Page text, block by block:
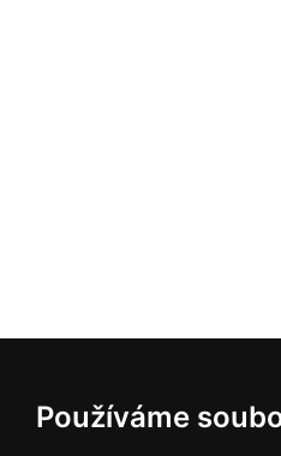
Používáme